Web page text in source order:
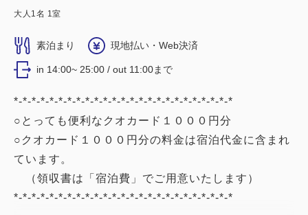
大人 1 名 1 室
素泊まり 現地払い・Web決済
in 14:00~ 25:00 / out 11:00まで
*-*-*-*-*-*-*-*-*-*-*-*-*-*-*-*-*-*-*-*-*-*-*-*-*
○とっても便利なクオカード１０００円分
○クオカード１０００円分の料金は宿泊代金に含まれ
ています。
（領収書は「宿泊費」でご用意いたします）
*-*-*-*-*-*-*-*-*-*-*-*-*-*-*-*-*-*-*-*-*-*-*-*-*